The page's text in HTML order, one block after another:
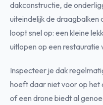
dakconstructie, de
uiteindelijk de draagbalken
loopt snel op: een kleine
uitlopen op een restauratie
Inspecteer je dak
hoeft daar niet voor op het
of een drone biedt al